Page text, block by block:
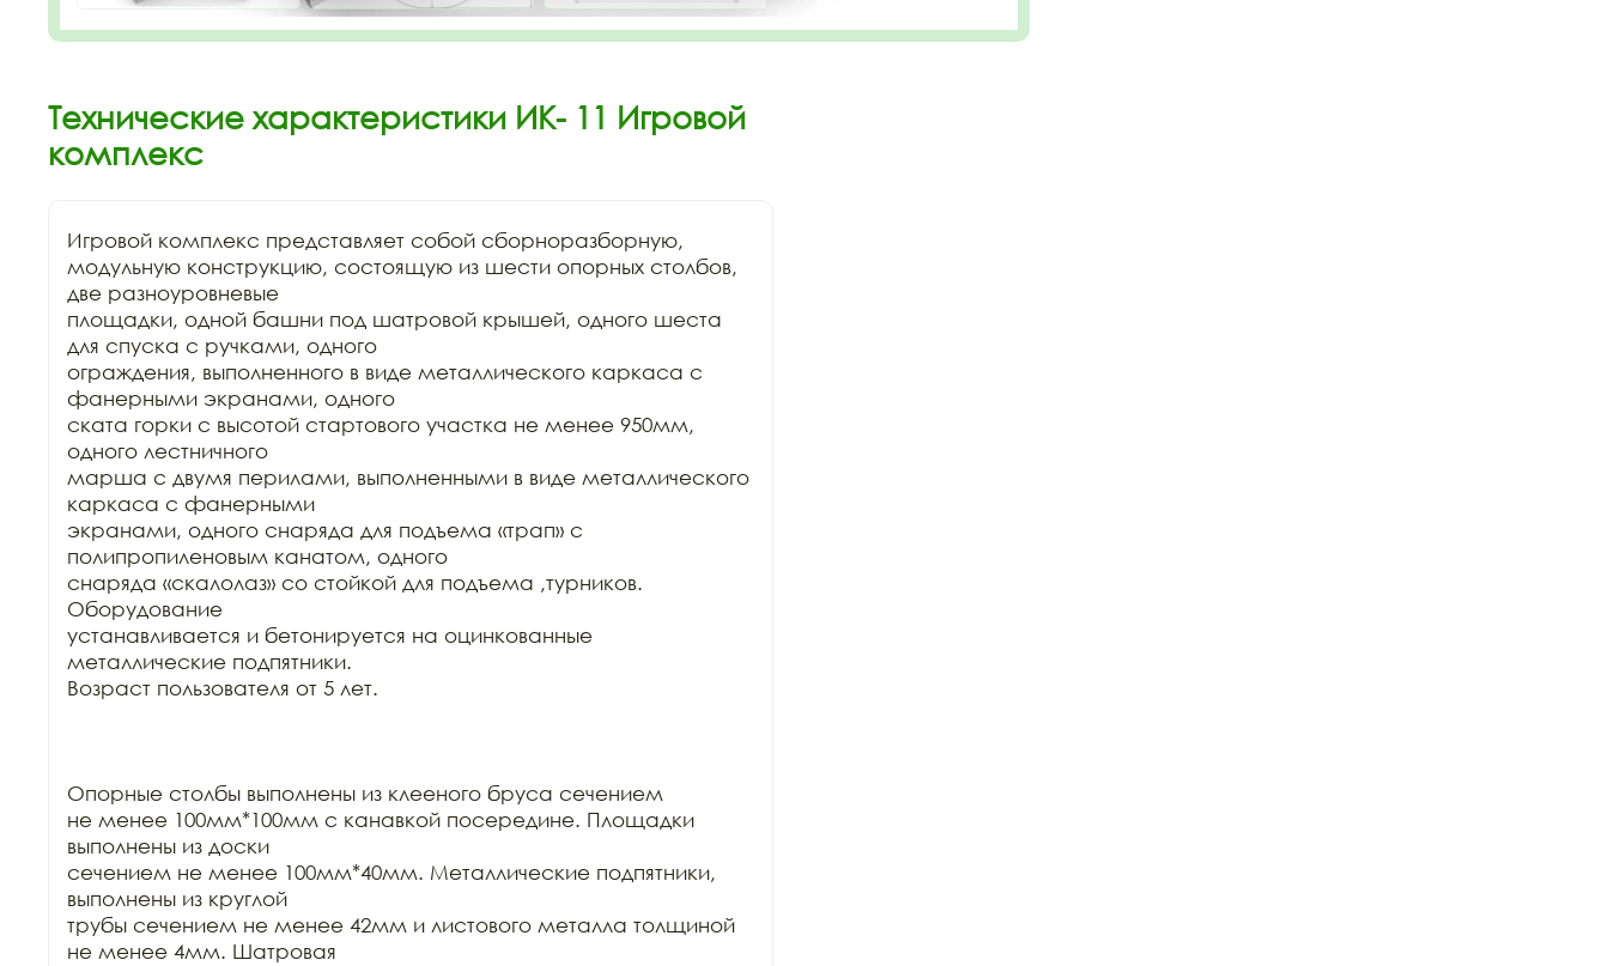
Технические характеристики ИК- 11 Игровой
комплекс
Игровой комплекс представляет собой сборноразборную,
модульную конструкцию, состоящую из шести опорных столбов,
две разноуровневые
площадки, одной башни под шатровой крышей, одного шеста
для спуска с ручками, одного
ограждения, выполненного в виде металлического каркаса с
фанерными экранами, одного
ската горки с высотой стартового участка не менее 950мм,
одного лестничного
марша с двумя перилами, выполненными в виде металлического
каркаса с фанерными
экранами, одного снаряда для подъема «трап» с
полипропиленовым канатом, одного
снаряда «скалолаз» со стойкой для подъема ,турников.
Оборудование
устанавливается и бетонируется на оцинкованные
металлические подпятники.
Возраст пользователя от 5 лет.
Опорные столбы выполнены из клееного бруса сечением
не менее 100мм*100мм с канавкой посередине. Площадки
выполнены из доски
сечением не менее 100мм*40мм. Металлические подпятники,
выполнены из круглой
трубы сечением не менее 42мм и листового металла толщиной
не менее 4мм. Шатровая